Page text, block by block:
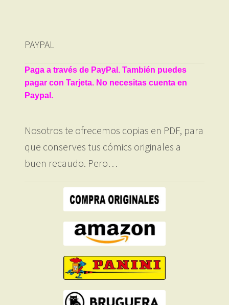
PAYPAL
Paga a través de PayPal. También puedes
pagar con Tarjeta. No necesitas cuenta en
Paypal.
Nosotros te ofrecemos copias en PDF, para
que conserves tus cómics originales a
buen recaudo. Pero…